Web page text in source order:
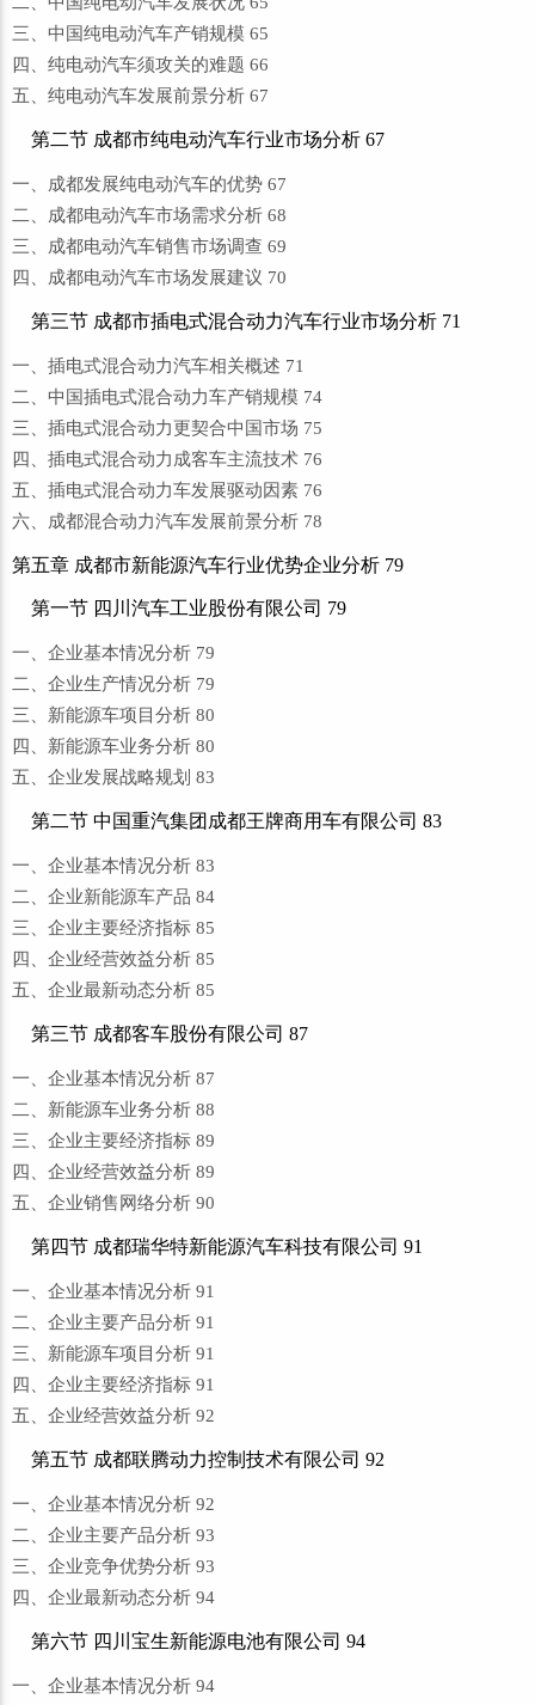
三、中国纯电动汽车产销规模 65
四、纯电动汽车须攻关的难题 66
五、纯电动汽车发展前景分析 67
第二节 成都市纯电动汽车行业市场分析 67
一、成都发展纯电动汽车的优势 67
二、成都电动汽车市场需求分析 68
三、成都电动汽车销售市场调查 69
四、成都电动汽车市场发展建议 70
第三节 成都市插电式混合动力汽车行业市场分析 71
一、插电式混合动力汽车相关概述 71
二、中国插电式混合动力车产销规模 74
三、插电式混合动力更契合中国市场 75
四、插电式混合动力成客车主流技术 76
五、插电式混合动力车发展驱动因素 76
六、成都混合动力汽车发展前景分析 78
第五章 成都市新能源汽车行业优势企业分析 79
第一节 四川汽车工业股份有限公司 79
一、企业基本情况分析 79
二、企业生产情况分析 79
三、新能源车项目分析 80
四、新能源车业务分析 80
五、企业发展战略规划 83
第二节 中国重汽集团成都王牌商用车有限公司 83
一、企业基本情况分析 83
二、企业新能源车产品 84
三、企业主要经济指标 85
四、企业经营效益分析 85
五、企业最新动态分析 85
第三节 成都客车股份有限公司 87
一、企业基本情况分析 87
二、新能源车业务分析 88
三、企业主要经济指标 89
四、企业经营效益分析 89
五、企业销售网络分析 90
第四节 成都瑞华特新能源汽车科技有限公司 91
一、企业基本情况分析 91
二、企业主要产品分析 91
三、新能源车项目分析 91
四、企业主要经济指标 91
五、企业经营效益分析 92
第五节 成都联腾动力控制技术有限公司 92
一、企业基本情况分析 92
二、企业主要产品分析 93
三、企业竞争优势分析 93
四、企业最新动态分析 94
第六节 四川宝生新能源电池有限公司 94
一、企业基本情况分析 94